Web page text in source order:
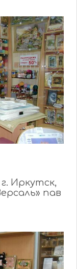
Иркутск,
пав